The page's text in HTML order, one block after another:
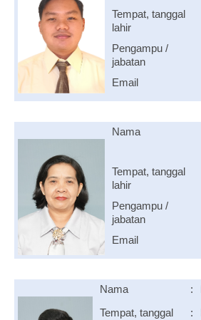
Tempat, tanggal
lahir
Pengampu /
jabatan
Email
Nama
Tempat, tanggal
lahir
Pengampu /
jabatan
Email
Nama :
Tempat, tanggal
: